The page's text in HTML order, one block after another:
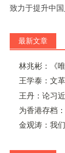
致力于提升中
最新文章
林兆彬：《
王学泰：文
王丹：论习
为香港存档
金观涛：我